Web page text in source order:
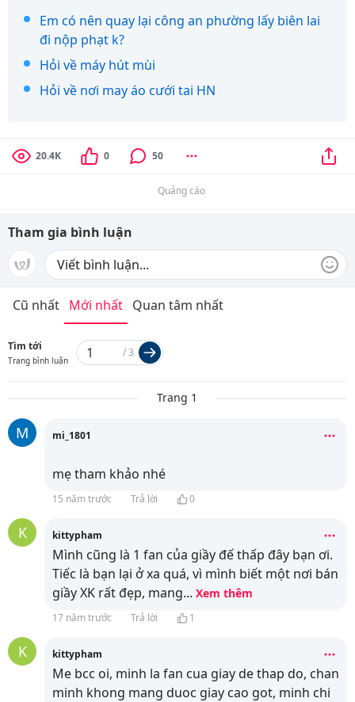
Em có nên quay lại công an phường lấy biên lai
đi nộp phạt k?
Hỏi về máy hút mùi
Hỏi về nơi may áo cưới tai HN
20.4K 0 50
Quảng cáo
Tham gia bình luận
Cũ nhất Mới nhất Quan tâm nhất
Tìm tới
Trang bình luận
/3
Trang 1
M mi_1801
mẹ tham khảo nhé
15 năm trước Trả lời 0
K kittypham
Mình cũng là 1 fan của giầy đế thấp đây bạn ơi.
Tiếc là bạn lại ở xa quá, vì mình biết một nơi bán
giầy XK rất đẹp, mang... Xem thêm
17 năm trước Trả lời 1
K kittypham
Me bcc oi, minh la fan cua giay de thap do, chan
minh khong mang duoc giay cao got, minh chi